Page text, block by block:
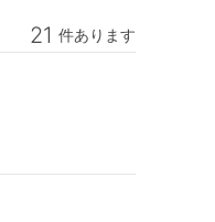
21 件あります